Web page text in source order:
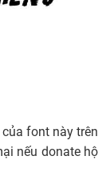
font này trên
nếu donate hộ